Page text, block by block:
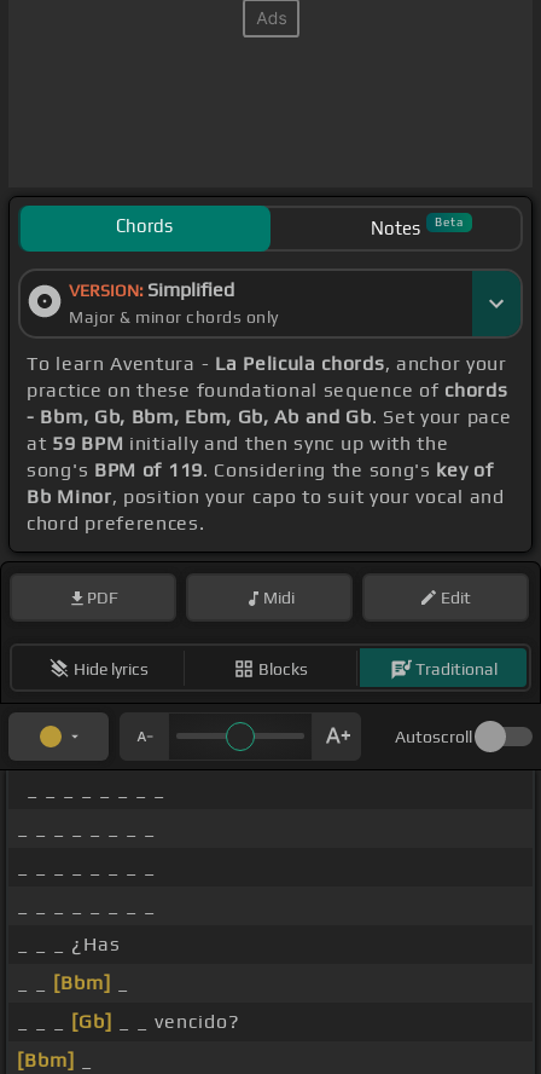
Chords Notes Beta
VERSION: Simplified
Major & minor chords only
To learn Aventura - La Pelicula chords, anchor your
practice on these foundational sequence of chords
- Bbm, Gb, Bbm, Ebm, Gb, Ab and Gb. Set your pace
at 59 BPM initially and then sync up with the
song's BPM of 119. Considering the song's key of
Bb Minor, position your capo to suit your vocal and
chord preferences.
PDF Midi Edit
Hide lyrics Blocks Traditional
Autoscroll
_ _ _ ¿Has
[Bbm]
[Gb]
_ _ vencido?
[Bbm]